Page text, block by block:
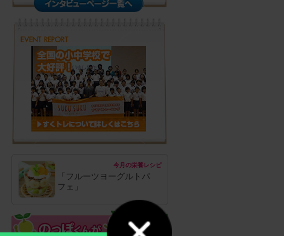
今月の栄養レシピ
「フルーツヨーグルトパ
フェ」